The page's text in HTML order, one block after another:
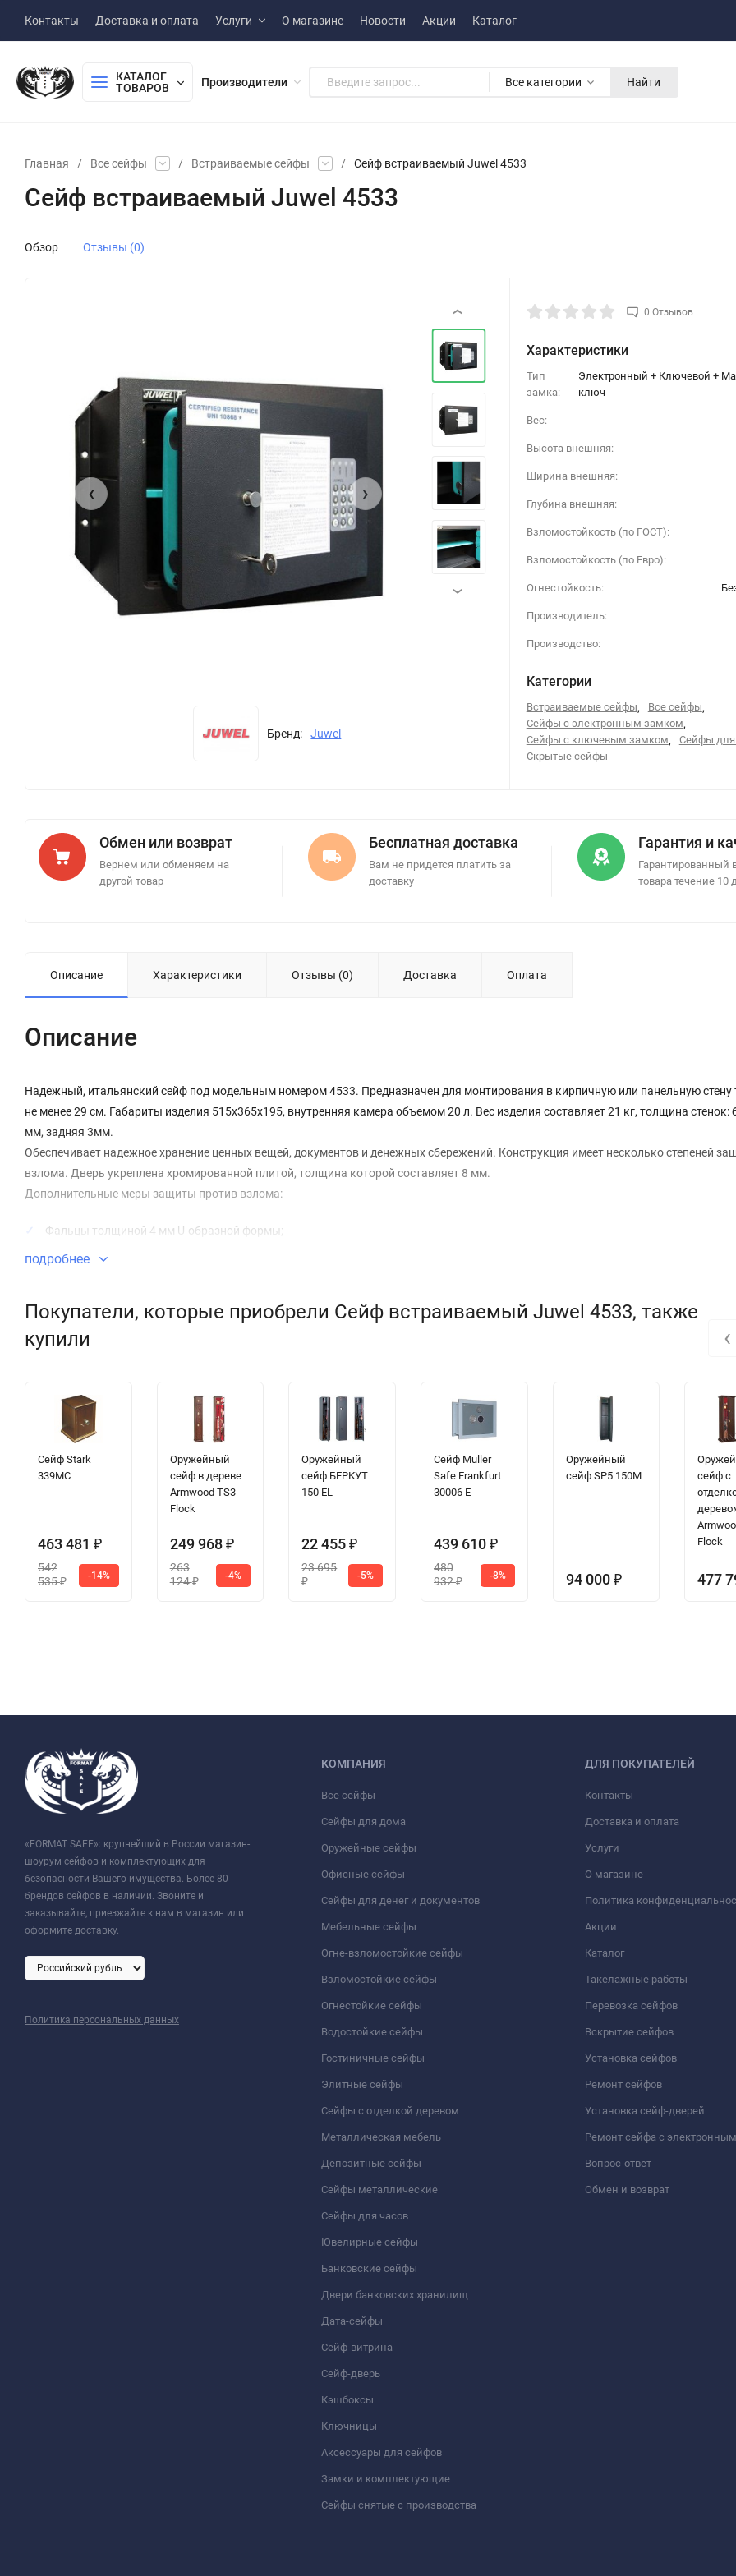
Контакты Доставка и оплата Услуги О магазине Новости Акции Каталог
КАТАЛОГ
ТОВАРОВ
Производители Все категории Найти
Главная / Все сейфы / Встраиваемые сейфы / Сейф встраиваемый Juwel 4533
Сейф встраиваемый Juwel 4533
Обзор Отзывы (0)
‹ ›
‹
›
Бренд: Juwel
0 Отзывов
Характеристики
Тип
замка:
Электронный + Ключевой +
ключ
Вес:
Высота внешняя:
Ширина внешняя:
Глубина внешняя:
Взломостойкость (по ГОСТ):
Взломостойкость (по Евро):
Огнестойкость:
Производитель:
Производство:
Категории
Встраиваемые сейфы, Все сейфы,
Сейфы с электронным замком,
Сейфы с ключевым замком, Сейфы
Скрытые сейфы
Обмен или возврат
Вернем или обменяем на
другой товар
Бесплатная доставка
Вам не придется платить за
доставку
Гарантия и
Гарантированный
товара течение 10
Описание Характеристики Отзывы (0) Доставка Оплата
Описание
Надежный, итальянский сейф под модельным номером 4533. Предназначен для монтирования в кирпичную или панельную
не менее 29 см. Габариты изделия 515х365х195, внутренняя камера объемом 20 л. Вес изделия составляет 21 кг, толщина стенок:
мм, задняя 3мм.
Обеспечивает надежное хранение ценных вещей, документов и денежных сбережений. Конструкция имеет несколько степеней
взлома. Дверь укреплена хромированной плитой, толщина которой составляет 8 мм.
Дополнительные меры защиты против взлома:
Фальцы толщиной 4 мм U-образной формы;
Внутренняя петля, на которой крепится дверь, проходит вертикально всей стенки
подробнее
Покупатели, которые приобрели Сейф встраиваемый Juwel 4533, также
купили
Сейф Stark
339MC
463 481 ₽
542
535₽
-14%
Оружейный
сейф в дереве
Armwood TS3
Flock
249 968 ₽
263
124₽
-4%
Оружейный
сейф БЕРКУТ
150 EL
22 455₽
23 695
₽
-5%
Сейф Muller
Safe Frankfurt
30006 E
439 610 ₽
480
932₽
-8%
Оружейный
сейф SP5 150M
94 000 ₽
сейф с
Flock
477
‹
«FORMAT SAFE»: крупнейший в России магазин-
шоурум сейфов и комплектующих для
безопасности Вашего имущества. Более 80
брендов сейфов в наличии. Звоните и
заказывайте, приезжайте к нам в магазин или
оформите доставку.
Политика персональных данных
КОМПАНИЯ
Все сейфы
Сейфы для дома
Оружейные сейфы
Офисные сейфы
Сейфы для денег и документов
Мебельные сейфы
Огне-взломостойкие сейфы
Взломостойкие сейфы
Огнестойкие сейфы
Водостойкие сейфы
Гостиничные сейфы
Элитные сейфы
Сейфы с отделкой деревом
Металлическая мебель
Депозитные сейфы
Сейфы металлические
Сейфы для часов
Ювелирные сейфы
Банковские сейфы
Двери банковских хранилищ
Дата-сейфы
Сейф-витрина
Сейф-дверь
Кэшбоксы
Ключницы
Аксессуары для сейфов
Замки и комплектующие
Сейфы снятые с производства
ДЛЯ ПОКУПАТЕЛЕЙ
Контакты
Доставка и оплата
Услуги
О магазине
Политика
Акции
Каталог
Такелажные работы
Перевозка сейфов
Вскрытие сейфов
Установка сейфов
Ремонт сейфов
Установка сейф-дверей
Ремонт сейфа с
Вопрос-ответ
Обмен и возврат